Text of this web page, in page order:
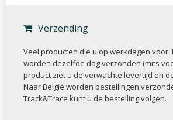
Verzending
Veel producten die u op werkdagen voor
worden dezelfde dag verzonden (mits
product ziet u de verwachte levertijd en
Naar België worden bestellingen
Track&Trace kunt u de bestelling volgen.